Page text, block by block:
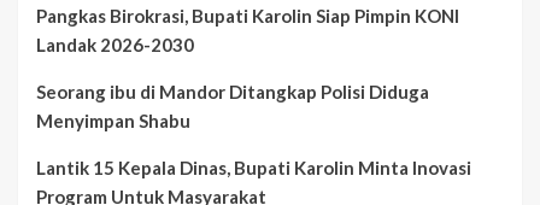
Pangkas Birokrasi, Bupati Karolin Siap Pimpin KONI
Landak 2026-2030
Seorang ibu di Mandor Ditangkap Polisi Diduga
Menyimpan Shabu
Lantik 15 Kepala Dinas, Bupati Karolin Minta Inovasi
Program Untuk Masyarakat